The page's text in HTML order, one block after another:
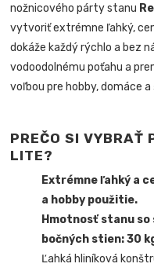
nožnicového párty stanu
vytvoriť extrémne ľahký,
dokáže každý rýchlo a bez
vodoodolnému poťahu a
voľbou pre hobby, domáce
PREČO SI VYBRAŤ
LITE?
Extrémne ľahký a
a hobby použitie.
Hmotnosť stanu so
bočných stien: 30
Ľahká hliníková